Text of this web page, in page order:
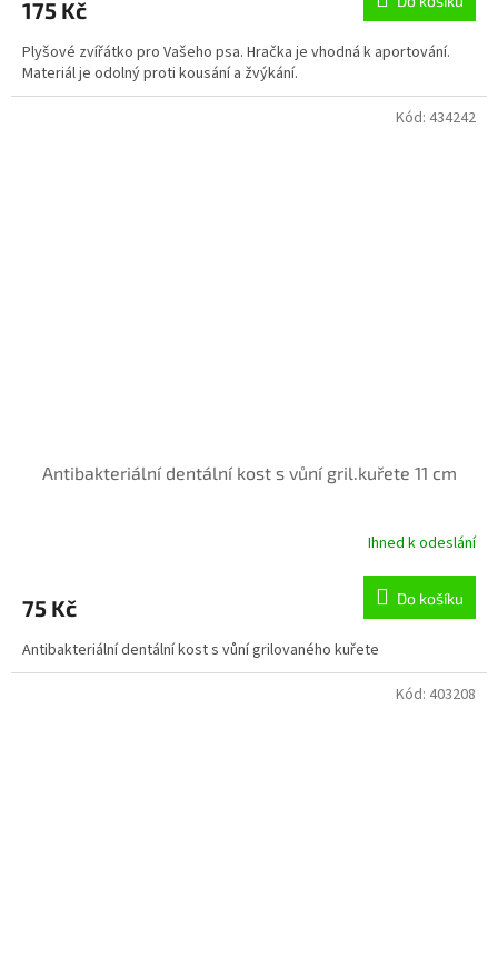
175 Kč
Plyšové zvířátko pro Vašeho psa. Hračka je vhodná k aportování.
Materiál je odolný proti kousání a žvýkání.
Antibakteriální dentální kost s vůní gril.kuřete 11 cm
Ihned k odeslání
75 Kč Do košíku
Antibakteriální dentální kost s vůní grilovaného kuřete
Kód: 434242
Kód: 403208